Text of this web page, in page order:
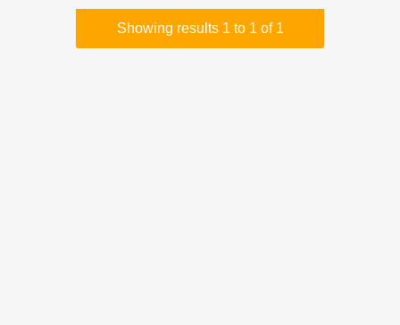
Showing results 1 to 1 of 1